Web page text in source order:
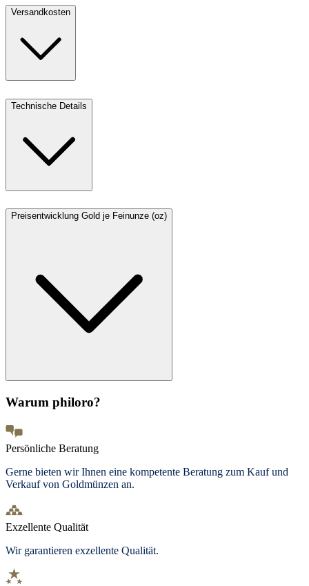
Versandkosten
Technische Details
Preisentwicklung Gold je Feinunze (oz)
Warum philoro?
Persönliche Beratung
Gerne bieten wir Ihnen eine kompetente Beratung zum Kauf und
Verkauf von Goldmünzen an.
Exzellente Qualität
Wir garantieren exzellente Qualität.